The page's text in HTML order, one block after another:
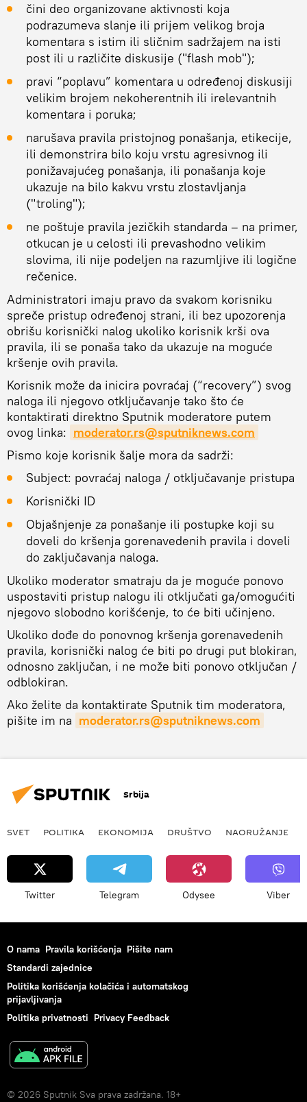
čini deo organizovane aktivnosti koja
podrazumeva slanje ili prijem velikog broja
komentara s istim ili sličnim sadržajem na isti
post ili u različite diskusije ("flash mob");
pravi “poplavu” komentara u određenoj diskusiji
velikim brojem nekoherentnih ili irelevantnih
komentara i poruka;
narušava pravila pristojnog ponašanja, etikecije,
ili demonstrira bilo koju vrstu agresivnog ili
ponižavajućeg ponašanja, ili ponašanja koje
ukazuje na bilo kakvu vrstu zlostavljanja
("troling");
ne poštuje pravila jezičkih standarda – na primer,
otkucan je u celosti ili prevashodno velikim
slovima, ili nije podeljen na razumljive ili logične
rečenice.
Administratori imaju pravo da svakom korisniku
spreče pristup određenoj strani, ili bez upozorenja
obrišu korisnički nalog ukoliko korisnik krši ova
pravila, ili se ponaša tako da ukazuje na moguće
kršenje ovih pravila.
Korisnik može da inicira povraćaj (“recovery”) svog
naloga ili njegovo otključavanje tako što će
kontaktirati direktno Sputnik moderatore putem
ovog linka: moderator.rs@sputniknews.com
Pismo koje korisnik šalje mora da sadrži:
Subject: povraćaj naloga / otključavanje pristupa
Korisnički ID
Objašnjenje za ponašanje ili postupke koji su
doveli do kršenja gorenavedenih pravila i doveli
do zaključavanja naloga.
Ukoliko moderator smatraju da je moguće ponovo
uspostaviti pristup nalogu ili otključati ga/omogućiti
njegovo slobodno korišćenje, to će biti učinjeno.
Ukoliko dođe do ponovnog kršenja gorenavedenih
pravila, korisnički nalog će biti po drugi put blokiran,
odnosno zaključan, i ne može biti ponovo otključan /
odblokiran.
Ako želite da kontaktirate Sputnik tim moderatora,
pišite im na moderator.rs@sputniknews.com
Srbija
SVET POLITIKA EKONOMIJA DRUŠTVO NAORUŽANJE
Twitter Telegram Odysee Viber
O nama Pravila korišćenja Pišite nam
Standardi zajednice
Politika korišćenja kolačića i automatskog
prijavljivanja
Politika privatnosti Privacy Feedback
© 2026 Sputnik Sva prava zadržana. 18+